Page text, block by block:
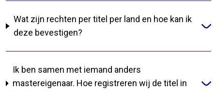
Wat zijn rechten per titel per land en hoe kan ik
deze bevestigen?
Ik ben samen met iemand anders
mastereigenaar. Hoe registreren wij de titel in